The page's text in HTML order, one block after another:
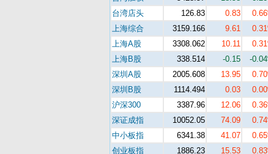
台湾店头
126.83 0.83
上海综合
3159.166 9.61
上海A股
3308.062 10.11
上海B股
338.514 -0.15 -
深圳A股
2005.608 13.95
深圳B股
1114.494 0.03
沪深300
3387.96 12.06
深证成指
10052.05 74.09
中小板指
6341.38 41.07
创业板指
1886.23 15.53